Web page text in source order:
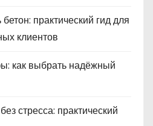
практический гид для
клиентов
как выбрать надёжный
стресса: практический